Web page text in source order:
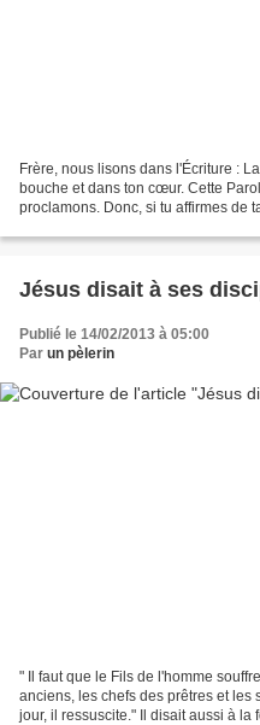
Frère, nous lisons dans l'Écriture :
bouche et dans ton cœur. Cette
proclamons. Donc, si tu affirmes de
Jésus disait à ses
Publié le 14/02/2013 à 05:00
Par un pèlerin
" Il faut que le Fils de l'homme
anciens, les chefs des prêtres et les
jour, il ressuscite." Il disait aussi à la